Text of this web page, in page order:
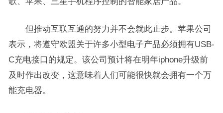
但推动互联互通的努力并不会就此止步。苹果公司
表示，将遵守欧盟关于许多小型电子产品必须拥有USB-
C充电接口的规定。该公司预计将在明年iphone升级前
及时作出改变，这意味着人们可能很快就会拥有一个万
能充电器。